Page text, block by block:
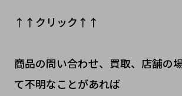
↑↑クリック↑↑
商品の問い合わせ、買取、店舗の
て不明なことがあれば